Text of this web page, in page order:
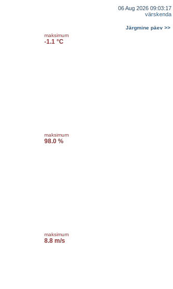
06 Aug 2026 09:03:17
värskenda
Järgmine päev >>
maksimum
-1.1 °C
maksimum
98.0 %
maksimum
8.8 m/s